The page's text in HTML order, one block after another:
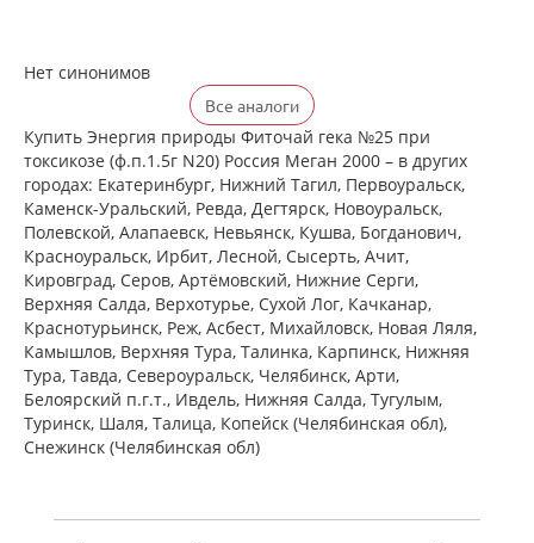
Нет синонимов
Все аналоги
Купить Энергия природы Фиточай гека №25 при
токсикозе (ф.п.1.5г N20) Россия Меган 2000 – в других
городах: Екатеринбург, Нижний Тагил, Первоуральск,
Каменск-Уральский, Ревда, Дегтярск, Новоуральск,
Полевской, Алапаевск, Невьянск, Кушва, Богданович,
Красноуральск, Ирбит, Лесной, Сысерть, Ачит,
Кировград, Серов, Артёмовский, Нижние Cерги,
Верхняя Салда, Верхотурье, Сухой Лог, Качканар,
Краснотурьинск, Реж, Асбест, Михайловск, Новая Ляля,
Камышлов, Верхняя Тура, Талинка, Карпинск, Нижняя
Тура, Тавда, Североуральск, Челябинск, Арти,
Белоярский п.г.т., Ивдель, Нижняя Салда, Тугулым,
Туринск, Шаля, Талица, Копейск (Челябинская обл),
Снежинск (Челябинская обл)